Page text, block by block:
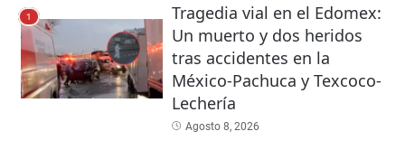
1
Tragedia vial en el Edomex:
Un muerto y dos heridos
tras accidentes en la
México-Pachuca y Texcoco-
Lechería
Agosto 8, 2026